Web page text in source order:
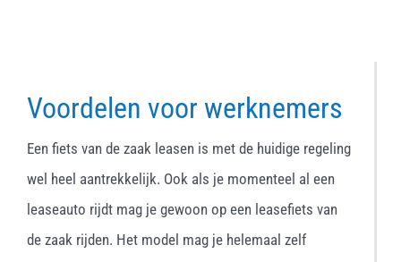
Voordelen voor werknemers
Een fiets van de zaak leasen is met de huidige regeling
wel heel aantrekkelijk. Ook als je momenteel al een
leaseauto rijdt mag je gewoon op een leasefiets van
de zaak rijden. Het model mag je helemaal zelf